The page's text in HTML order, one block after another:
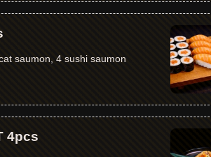
saumon, 4 sushi saumon
4pcs